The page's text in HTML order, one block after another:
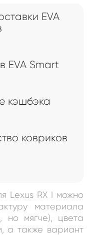
EVA
EVA Smart
кэшбэка
ковриков
Lexus RX I можно
материала
но мягче), цвета
а также вариант